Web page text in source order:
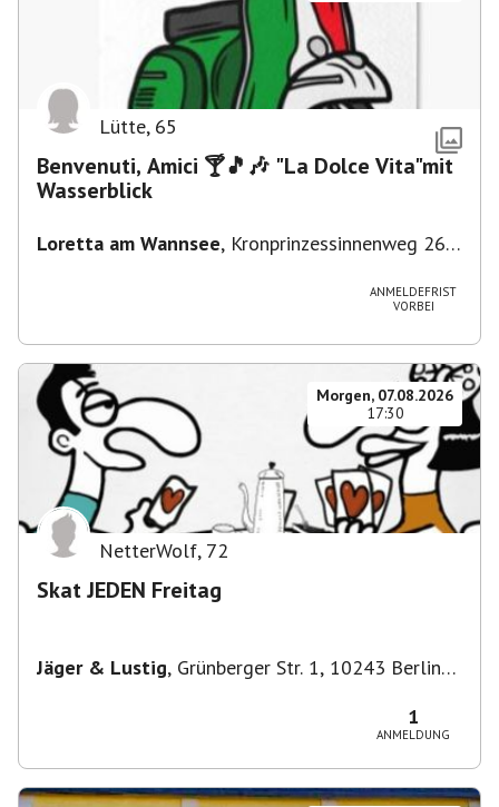
Lütte, 65
Benvenuti, Amici 🍸🎵🎶 "La Dolce Vita"mit
Wasserblick
Loretta am Wannsee, Kronprinzessinnenweg 260,
ANMELDEFRIST
VORBEI
Morgen, 07.08.2026
17:30
NetterWolf, 72
Skat JEDEN Freitag
Jäger & Lustig, Grünberger Str. 1, 10243 Berlin-
1
ANMELDUNG